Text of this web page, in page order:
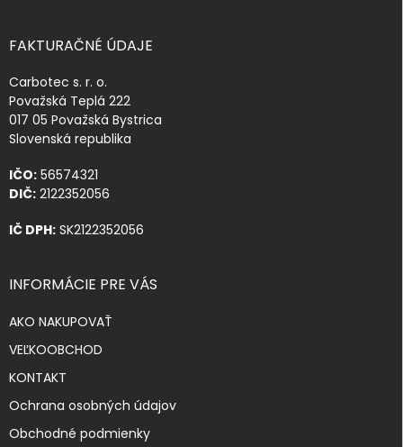
FAKTURAČNÉ ÚDAJE
Carbotec s. r. o.
Považská Teplá 222
017 05 Považská Bystrica
Slovenská republika
IČO: 56574321
DIČ: 2122352056
IČ DPH: SK2122352056
INFORMÁCIE PRE VÁS
AKO NAKUPOVAŤ
VEĽKOOBCHOD
KONTAKT
Ochrana osobných údajov
Obchodné podmienky